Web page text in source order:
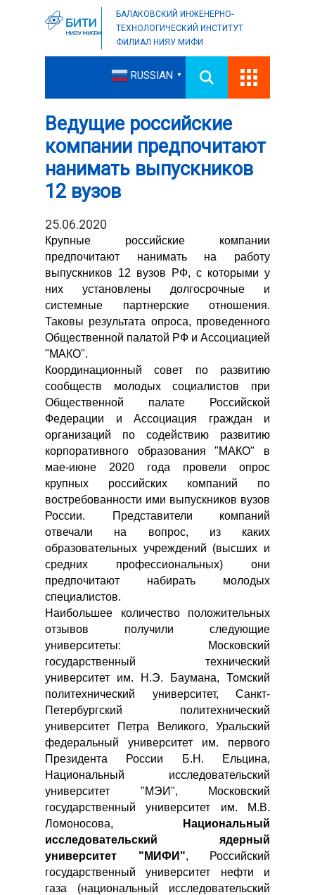
БАЛАКОВСКИЙ ИНЖЕНЕРНО-
ТЕХНОЛОГИЧЕСКИЙ ИНСТИТУТ
ФИЛИАЛ НИЯУ МИФИ
RUSSIAN ▼
Ведущие российские
компании предпочитают
нанимать выпускников
12 вузов
25.06.2020
Крупные российские компании
предпочитают нанимать на работу
выпускников 12 вузов РФ, с которыми у
них установлены долгосрочные и
системные партнерские отношения.
Таковы результата опроса, проведенного
Общественной палатой РФ и Ассоциацией
"МАКО".
Координационный совет по развитию
сообществ молодых социалистов при
Общественной палате Российской
Федерации и Ассоциация граждан и
организаций по содействию развитию
корпоративного образования "МАКО" в
мае-июне 2020 года провели опрос
крупных российских компаний по
востребованности ими выпускников вузов
России. Представители компаний
отвечали на вопрос, из каких
образовательных учреждений (высших и
средних профессиональных) они
предпочитают набирать молодых
специалистов.
Наибольшее количество положительных
отзывов получили следующие
университеты: Московский
государственный технический
университет им. Н.Э. Баумана, Томский
политехнический университет, Санкт-
Петербургский политехнический
университет Петра Великого, Уральский
федеральный университет им. первого
Президента России Б.Н. Ельцина,
Национальный исследовательский
университет "МЭИ", Московский
государственный университет им. М.В.
Ломоносова,
Национальный
исследовательский ядерный
университет "МИФИ", Российский
государственный университет нефти и
газа (национальный исследовательский